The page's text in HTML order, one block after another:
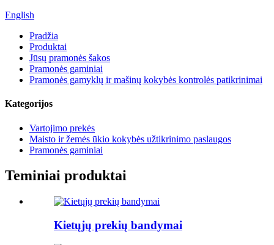
English
Pradžia
Produktai
Jūsų pramonės šakos
Pramonės gaminiai
Pramonės gamyklų ir mašinų kokybės kontrolės patikrinimai
Kategorijos
Vartojimo prekės
Maisto ir žemės ūkio kokybės užtikrinimo paslaugos
Pramonės gaminiai
Teminiai produktai
Kietųjų prekių bandymai